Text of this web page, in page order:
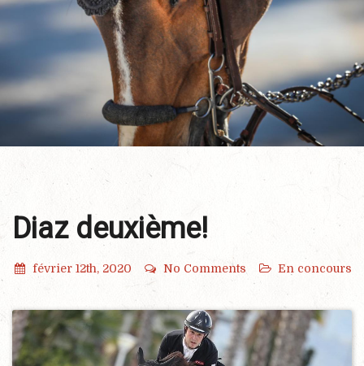
Diaz deuxième!
février 12th, 2020 No Comments En concours